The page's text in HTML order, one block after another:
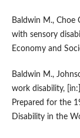
Baldwin M., Choe
with sensory
Economy and
Baldwin M.,
work disability,
Prepared for the
Disability in the